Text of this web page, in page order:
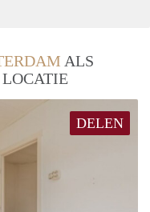
ALS
DELEN